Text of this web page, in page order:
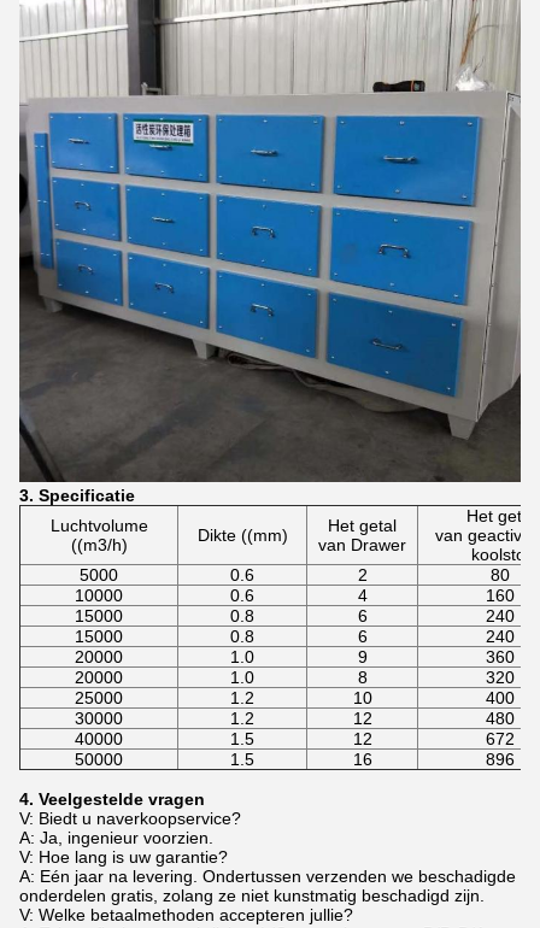
3. Specificatie
Luchtvolume
((m3/h)
Dikte ((mm)
Het getal
van Drawer
Het getal
van
koolstof
5000
0.6 2
80
10000
0.6 4
160
15000
0.8 6
240
15000
0.8 6
240
20000
1.0 9
360
20000
1.0 8
320
25000
1.2 10
400
30000
1.2 12
480
40000
1.5 12
672
50000
1.5 16 896
4. Veelgestelde vragen
V: Biedt u naverkoopservice?
A: Ja, ingenieur voorzien.
V: Hoe lang is uw garantie?
A: Eén jaar na levering. Ondertussen verzenden we beschadigde
onderdelen gratis, zolang ze niet kunstmatig beschadigd zijn.
V: Welke betaalmethoden accepteren jullie?